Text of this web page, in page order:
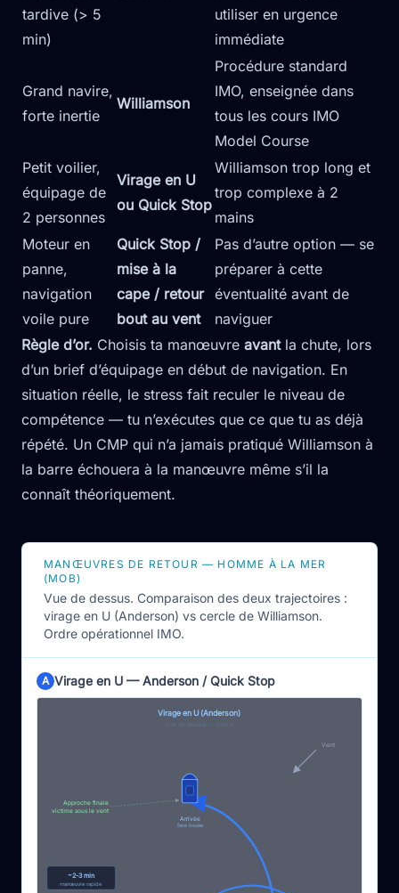
tardive (> 5
min)
utiliser en urgence
immédiate
Grand navire,
forte inertie
Williamson
Procédure standard
IMO, enseignée dans
tous les cours IMO
Model Course
Petit voilier,
équipage de
2 personnes
Virage en U
ou Quick Stop
Williamson trop long et
trop complexe à 2
mains
Moteur en
panne,
navigation
voile pure
Quick Stop /
mise à la
cape / retour
bout au vent
Pas d’autre option — se
préparer à cette
éventualité avant de
naviguer
Règle d’or. Choisis ta manœuvre avantla chute, lors
d’un brief d’équipage en début de navigation. En
situation réelle, le stress fait reculer le niveau de
compétence — tu n’exécutes que ce que tu as déjà
répété. Un CMP qui n’a jamais pratiqué Williamson à
la barre échouera à la manœuvre même s’il la
connaît théoriquement.
MANŒUVRES DE RETOUR — HOMME À LA MER
(MOB)
Vue de dessus. Comparaison des deux trajectoires :
virage en U (Anderson) vs cercle de Williamson.
Ordre opérationnel IMO.
Comparaison des manœuvres de retour à l'homme à
A Virage en U — Anderson / Quick Stop
Arrivée
face bouée
~2-3 min
manœuvre rapide
Vent
Approche finale
victime sous le vent
Virage en U (Anderson)